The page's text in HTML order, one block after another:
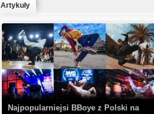
Kaczorex w najnowszym klipie: HRYPA
– Kobieta z walizką
Artykuły
Najpopularniejsi BBoye z Polski na